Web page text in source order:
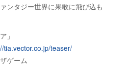
ンタジー世界に果敢に飛び込も
」
tia.vector.co.jp/teaser/
ゲーム